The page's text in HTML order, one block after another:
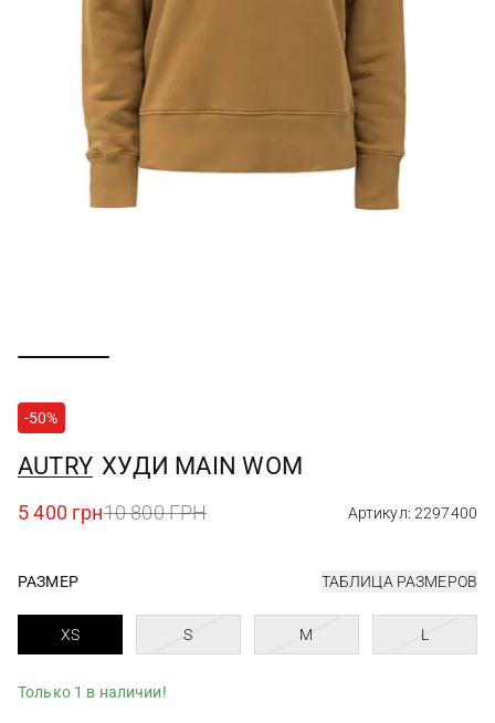
-50%
AUTRY ХУДИ MAIN WOM
5 400 грн10 800 ГРН Артикул: 2297400
РАЗМЕР ТАБЛИЦА РАЗМЕРОВ
XS S M L
Только 1 в наличии!